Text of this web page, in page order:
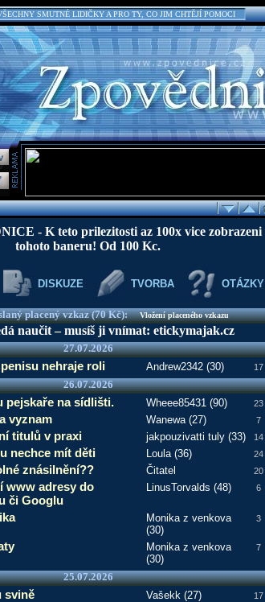
SMUTNÉ LIDIČKY A PRO TY, CO JIM CHTĚJÍ POMOCI
- K teto prilezitosti az 100x vice zobrazeni
tohoto baneru! Od 100 Kc.
DISKUZE TVORBA OTÁZKY
placený vzkaz (70 Kč):Vložení placeného vzkazu
naučit – musíš ji vnímat: etickymajak.cz
27.07.2026
nehraje roli Andrew2342 (30) 17
26.07.2026
pejskaře na sídlišti. Wheee85431 (90)
23
vyznam Wanewa (27)
7
titulů v praxi jakpouzivatti tuly (33)
14
nechce mít děti Loula (36)
24
znásilnění?? Čitatel
20
www adresy do
či Googlu
LinusTorvalds (48) 6
Monika z venkova
(30)
3
Monika z venkova
(30)
7
25.07.2026
svině Vašekk (27)
17